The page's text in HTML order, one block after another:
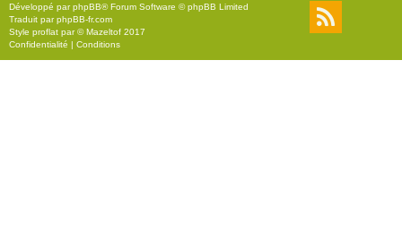
r
Développé parphpBB® Forum Software © phpBB Limited
Traduit parphpBB-fr.com
Style proflat par ©Mazeltof 2017
Confidentialité | Conditions